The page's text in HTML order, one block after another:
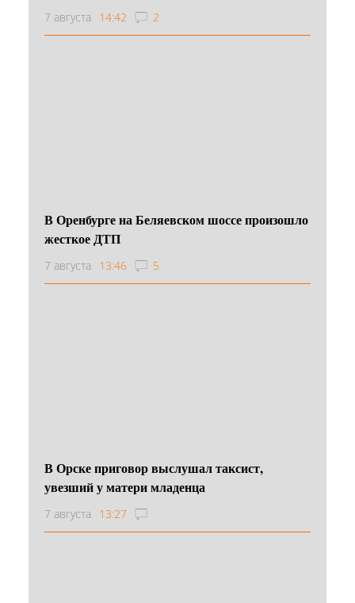
7 августа 14:42 2
В Оренбурге на Беляевском шоссе произошло
жесткое ДТП
7 августа 13:46 5
В Орске приговор выслушал таксист,
увезший у матери младенца
7 августа 13:27